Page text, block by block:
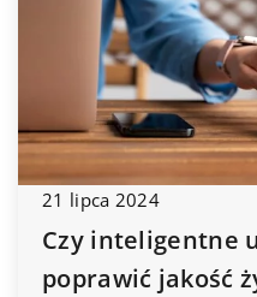
21 lipca 2024
Czy inteligentne
poprawić jakość